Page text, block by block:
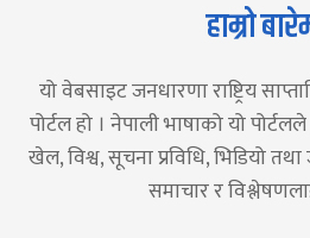
हाम्रो
यो वेबसाइट जनधारणा राष्ट्रिय
पोर्टल हो । नेपाली भाषाको यो
खेल, विश्व, सूचना प्रविधि, भिडियो
समाचार र